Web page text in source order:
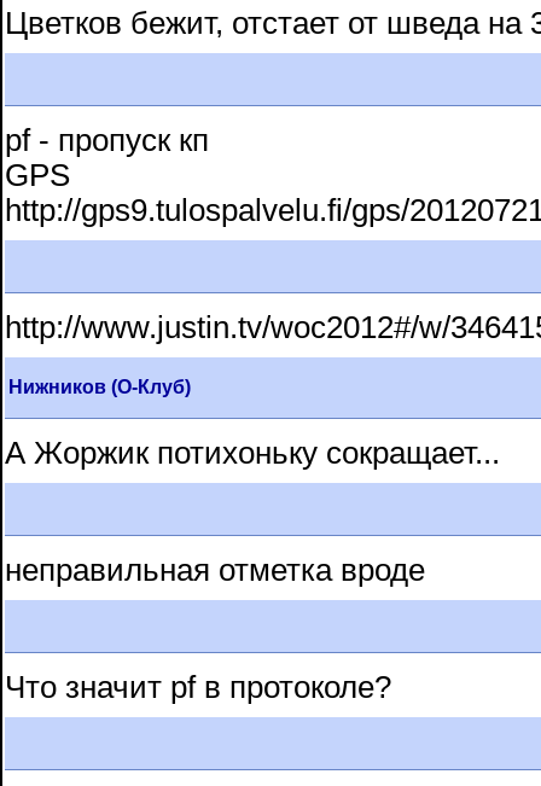
Цветков бежит, отстает от шведа на
pf - пропуск кп
GPS
http://gps9.tulospalvelu.fi/gps/
http://www.justin.tv/woc2012#/w/
Нижников (О-Клуб)
А Жоржик потихоньку сокращает...
неправильная отметка вроде
Что значит pf в протоколе?